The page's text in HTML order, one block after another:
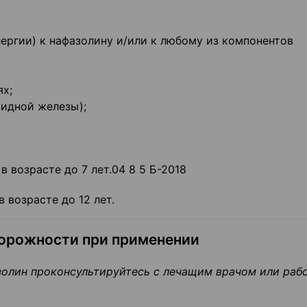
к нафазолину и/или к любому из компонентов
железы);
возрасте до 7 лет.04 8 5 Б-2018
до 12 лет.
при применении
проконсультируйтесь с лечащим врачом или